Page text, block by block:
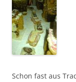
Schon fast aus